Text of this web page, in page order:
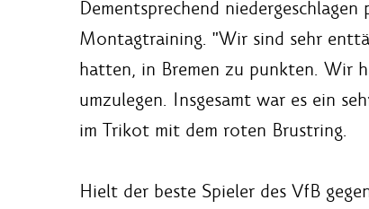
Dementsprechend
Montagtraining. "Wir sind sehr
hatten, in Bremen zu punkten. Wir
umzulegen. Insgesamt war es ein
im Trikot mit dem roten Brustring.
Hielt der beste Spieler des VfB